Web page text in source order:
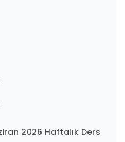
2026 Haftalık Ders